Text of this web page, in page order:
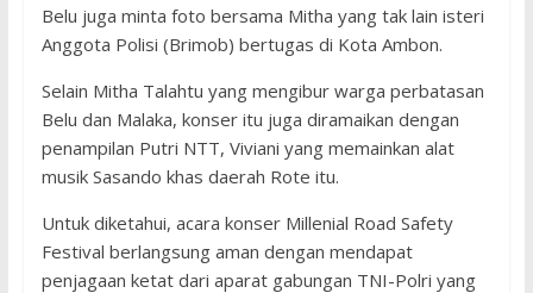
Belu juga minta foto bersama Mitha yang tak lain isteri
Anggota Polisi (Brimob) bertugas di Kota Ambon.
Selain Mitha Talahtu yang mengibur warga perbatasan
Belu dan Malaka, konser itu juga diramaikan dengan
penampilan Putri NTT, Viviani yang memainkan alat
musik Sasando khas daerah Rote itu.
Untuk diketahui, acara konser Millenial Road Safety
Festival berlangsung aman dengan mendapat
penjagaan ketat dari aparat gabungan TNI-Polri yang